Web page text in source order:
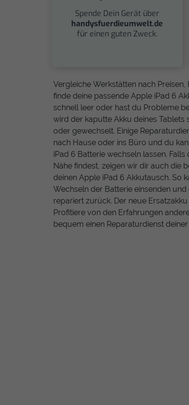
Spende Dein Gerät über
handysfuerdieumwelt.de
für einen guten Zweck.
Vergleiche Werkstätten nach
finde deine passende Apple iPad 6
schnell leer oder hast du Probleme
wird der kaputte Akku deines
oder gewechselt. Einige
nach Hause oder ins Büro und du
iPad 6 Batterie wechseln lassen.
Nähe findest, zeigen wir dir auch die
deinen Apple iPad 6 Akkutausch. So
Wechseln der Batterie einsenden
repariert zurück. Der neue
Profitiere von den Erfahrungen
bequem einen Reparaturdienst deiner